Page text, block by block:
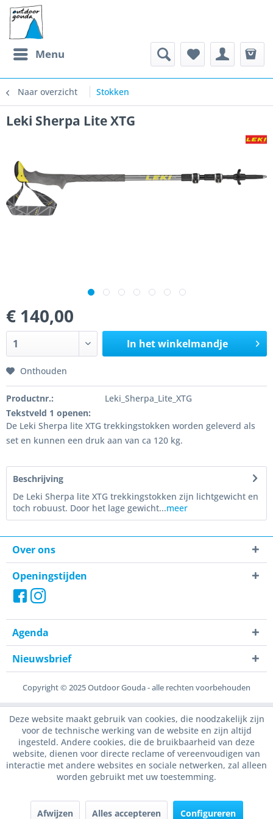
Menu
Naar overzicht Stokken
Leki Sherpa Lite XTG
€ 140,00
In het winkelmandje
Onthouden
Productnr.:
Leki_Sherpa_Lite_XTG
Tekstveld 1 openen:
De Leki Sherpa lite XTG trekkingstokken worden geleverd als
set en kunnen een druk aan van ca 120 kg.
Beschrijving
De Leki Sherpa lite XTG trekkingstokken zijn lichtgewicht en
toch robuust. Door het lage gewicht...meer
Over ons
Openingstijden
Agenda
Nieuwsbrief
Copyright © 2025 Outdoor Gouda - alle rechten voorbehouden
Deze website maakt gebruik van cookies, die noodzakelijk zijn
voor de technische werking van de website en zijn altijd
ingesteld. Andere cookies, die de bruikbaarheid van deze
website, dienen voor directe reclame of vereenvoudigen van
interactie met andere websites en sociale netwerken, zal alleen
worden gebruikt met uw toestemming.
Afwijzen Alles accepteren Configureren